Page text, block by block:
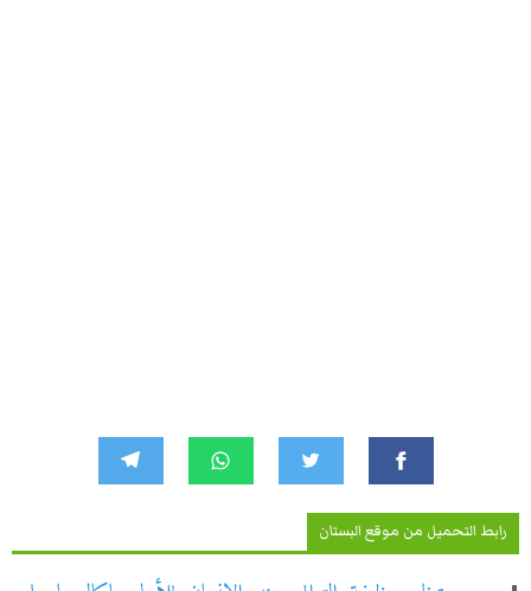
رابط التحميل من موقع البستان